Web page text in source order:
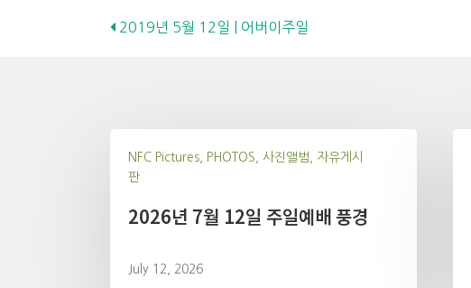
Posts
2019년 5월 12일 | 어버이주일
NFC Pictures, PHOTOS, 사진앨범, 자유게시
판
2026년 7월 12일 주일예배 풍경
July 12, 2026